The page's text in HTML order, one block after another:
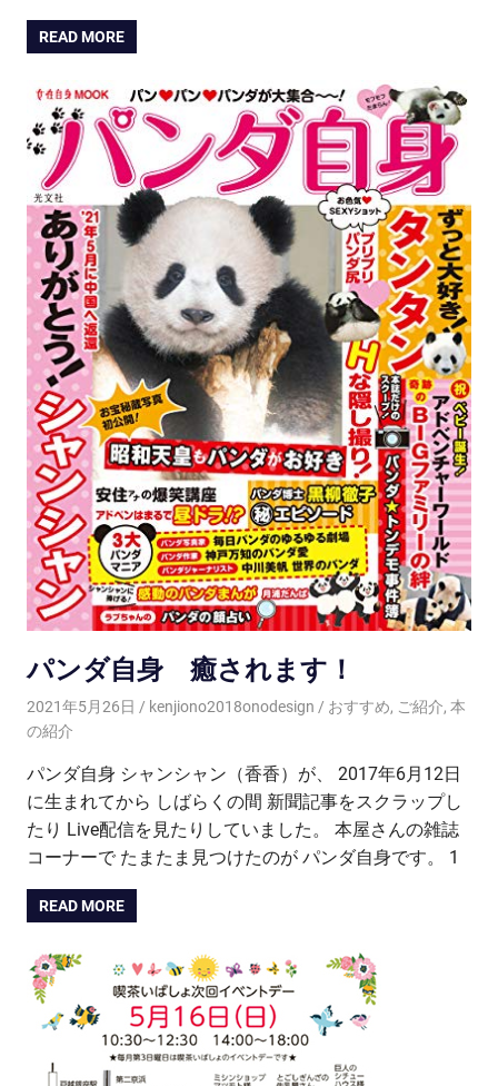
READ MORE
パンダ自身 癒されます！
2021年5月26日 kenjiono2018onodesign おすすめ, ご紹介, 本
の紹介
パンダ自身 シャンシャン（香香）が、 2017年6月12日
に生まれてから しばらくの間 新聞記事をスクラップし
たり Live配信を見たりしていました。 本屋さんの雑誌
コーナーで たまたま見つけたのが パンダ自身です。 1
READ MORE